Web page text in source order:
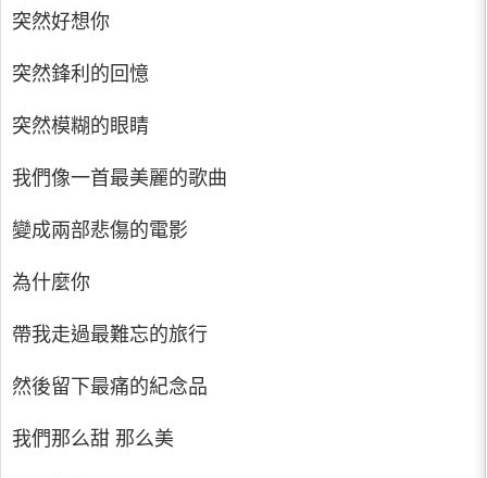
突然好想你
突然鋒利的回憶
突然模糊的眼睛
我們像一首最美麗的歌曲
變成兩部悲傷的電影
為什麼你
帶我走過最難忘的旅行
然後留下最痛的紀念品
我們那么甜 那么美